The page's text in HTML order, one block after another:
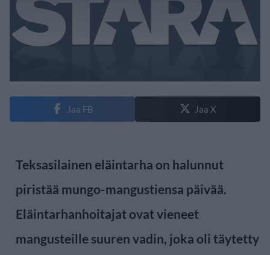
Jaa FB Jaa X
Teksasilainen eläintarha on halunnut
piristää mungo-mangustiensa päivää.
Eläintarhanhoitajat ovat vieneet
mangusteille suuren vadin, joka oli täytetty